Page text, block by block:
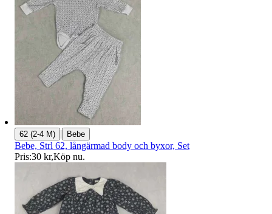
62 (2-4 M) | Bebe
Bebe, Strl 62, långärmad body och byxor, Set
Pris:30 kr,Köp nu.